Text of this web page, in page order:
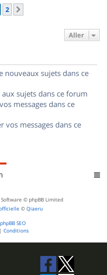
2
Aller
nouveaux sujets dans ce
sujets dans ce forum
messages dans ce
vos messages dans ce
© phpBB Limited
© Qiaeru
phpBB SEO
| Conditions